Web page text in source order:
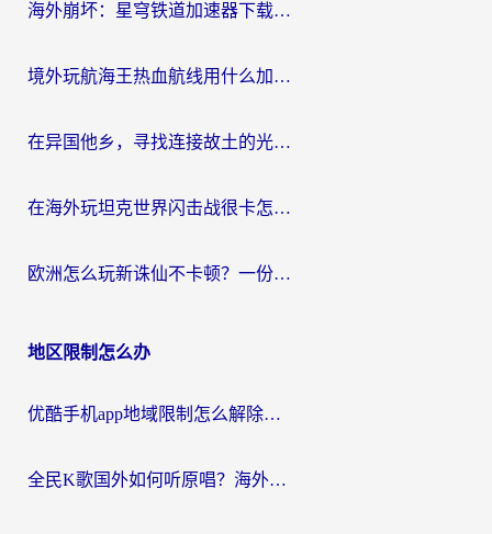
海外崩坏：星穹铁道加速器下载安装：一份给游子的终极网络指南
境外玩航海王热血航线用什么加速器？2026海外玩家实测最优方案（附欧洲问道堡垒前线加速技巧）
在异国他乡，寻找连接故土的光明大陆免费加速器
在海外玩坦克世界闪击战很卡怎么办？老玩家亲测有效的加速器选择指南
欧洲怎么玩新诛仙不卡顿？一份给海外游子的国服游戏畅玩指南
地区限制怎么办
优酷手机app地域限制怎么解除？海外党亲测有效的追剧方案
全民K歌国外如何听原唱？海外党亲测有效的回国加速器选择指南